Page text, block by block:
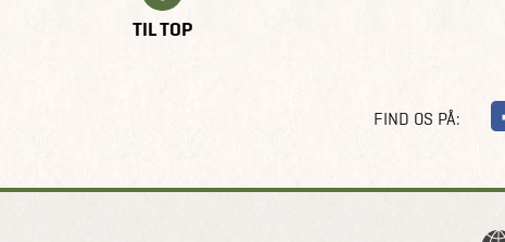
TIL TOP
FIND OS PÅ: